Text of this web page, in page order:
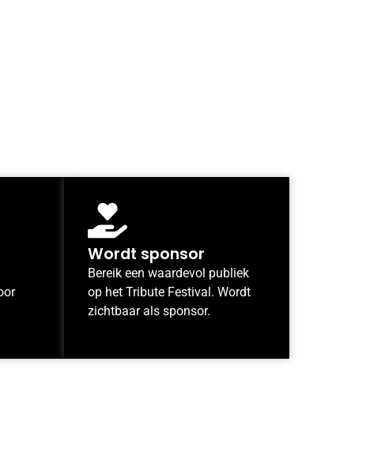
Wordt sponsor
Bereik een waardevol publiek
op het Tribute Festival. Wordt
zichtbaar als sponsor.